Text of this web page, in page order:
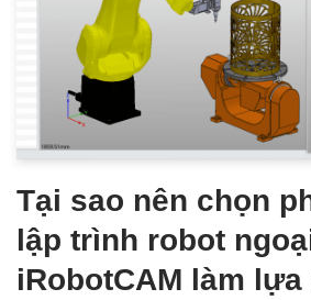
Tại sao nên chọn
lập trình robot
iRobotCAM làm